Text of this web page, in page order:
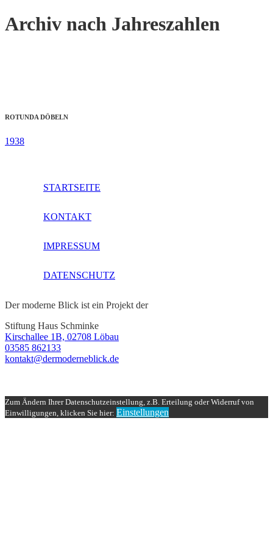
Archiv nach Jahreszahlen
ROTUNDA DÖBELN
1938
STARTSEITE
KONTAKT
IMPRESSUM
DATENSCHUTZ
Der moderne Blick ist ein Projekt der
Stiftung Haus Schminke
Kirschallee 1B, 02708 Löbau
03585 862133
kontakt@dermoderneblick.de
Zum Ändern Ihrer Datenschutzeinstellung, z.B. Erteilung oder Widerruf von
Einwilligungen, klicken Sie hier: Einstellungen